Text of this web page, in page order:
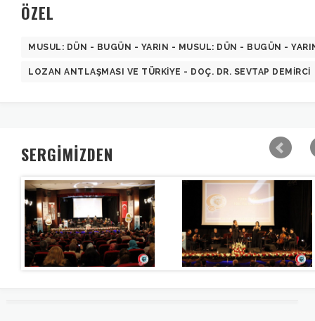
ÖZEL
MUSUL: DÜN - BUGÜN - YARIN - MUSUL: DÜN - BUGÜN -
LOZAN ANTLAŞMASI VE TÜRKIYE - DOÇ. DR. SEVTAP DEMIRCI
SERGİMİZDEN